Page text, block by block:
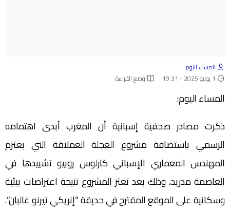
المساء اليوم
1 يوليو 2025 - 19:31
وضع القراءة
المساء اليوم:
ذكرت مصادر صحفية إسبانية أن المغرب أبدى اهتمامه
الرسمي باستضافة مشروع العجلة العملاقة التي يعتزم
المهندس المعماري الإسباني كارلوس روبيو تشييدها في
العاصمة مدريد، وذلك بعد تعثر المشروع نتيجة اعتراضات بيئية
وسكانية على الموقع المقترح في حديقة “إنريكي تيرنو غالبان”.